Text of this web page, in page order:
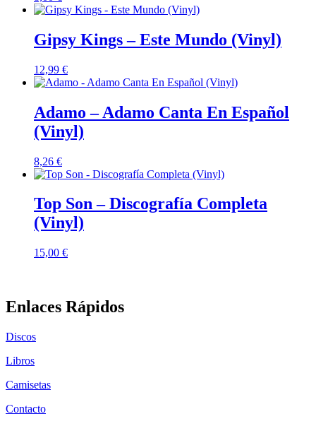
Gipsy Kings – Este Mundo (Vinyl)
12,99 €
Adamo – Adamo Canta En Español
(Vinyl)
8,26 €
Top Son – Discografía Completa
(Vinyl)
15,00 €
Enlaces Rápidos
Discos
Libros
Camisetas
Contacto